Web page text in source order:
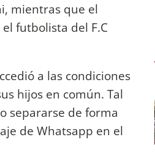
mientras que el
futbolista del F.C
a las condiciones
hijos en común. Tal
separarse de forma
de Whatsapp en el